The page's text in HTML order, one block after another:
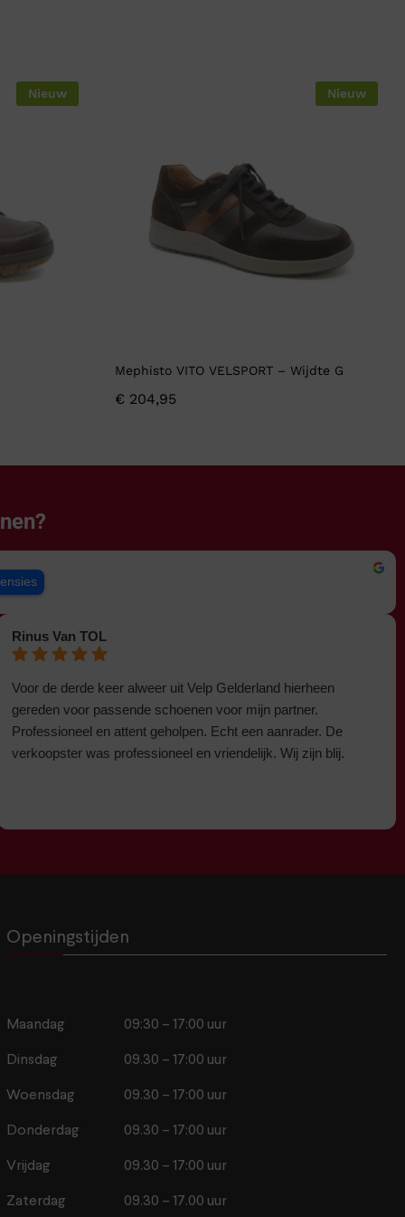
Nieuw Nieuw
Mephisto VITO VELSPORT – Wijdte G
€ 204,95
Rinus Van TOL
Voor de derde keer alweer uit Velp Gelderland hierheen
gereden voor passende schoenen voor mijn partner.
Professioneel en attent geholpen. Echt een aanrader. De
verkoopster was professioneel en vriendelijk. Wij zijn blij.
Openingstijden
Maandag 09:30 – 17:00 uur
Dinsdag 09.30 – 17:00 uur
Woensdag 09.30 – 17:00 uur
Donderdag 09.30 – 17:00 uur
Vrijdag 09.30 – 17:00 uur
Zaterdag 09.30 – 17.00 uur